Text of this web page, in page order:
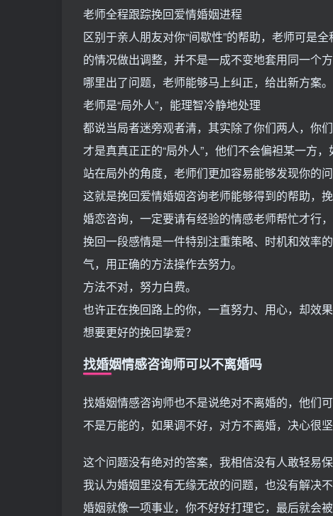
老师全程跟踪挽回爱情婚姻进程
区别于亲人朋友对你“间歇性”的帮助，老师可是
的情况做出调整，并不是一成不变地套用同一个方
哪里出了问题，老师能够马上纠正，给出新方案。
老师是“局外人”，能理智冷静地处理
都说当局者迷旁观者清，其实除了你们两人，你
才是真真正正的“局外人”，他们不会偏袒某一方
站在局外的角度，老师们更加容易能够发现你的问
这就是挽回爱情婚姻咨询老师能够得到的帮助，
婚恋咨询，一定要请有经验的情感老师帮忙才行
挽回一段感情是一件特别注重策略、时机和效率
气，用正确的方法操作去努力。
方法不对，努力白费。
也许正在挽回路上的你，一直努力、用心，却效果
想要更好的挽回挚爱？
找婚姻情感咨询师可以不离婚吗
找婚姻情感咨询师也不是说绝对不离婚的，他们
不是万能的，如果调不好，对方不离婚，决心很
这个问题没有绝对的答案，我相信没有人敢轻易
我认为婚姻里没有无缘无故的问题，也没有解决
婚姻就像一项事业，你不好好打理它，最后就会被